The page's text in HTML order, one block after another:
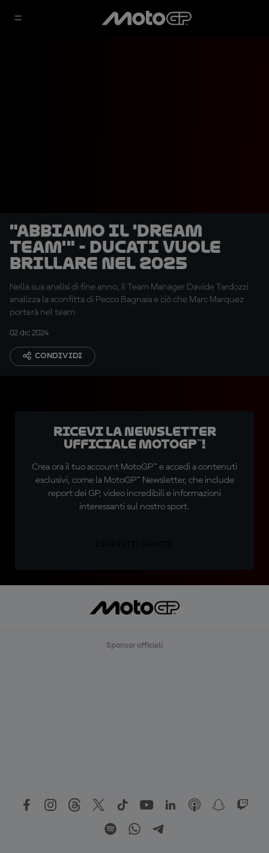
"Abbiamo il 'dream
team'" - Ducati vuole
brillare nel 2025
Nella sua analisi di fine anno, il Team Manager Davide Tardozzi
analizza la sconfitta di Pecco Bagnaia e ciò che Marc Marquez
porterà nel team
02 dic 2024
CONDIVIDI
Ricevi la newsletter
ufficiale MotoGP™!
Crea ora il tuo account MotoGP™ e accedi a contenuti
esclusivi, come la MotoGP™ Newsletter, che include
report dei GP, video incredibili e informazioni
interessanti sul nostro sport.
Sponsor ufficiali